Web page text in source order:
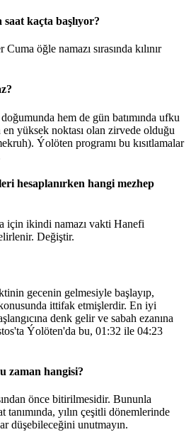
kaçta başlıyor?
öğle namazı sırasında kılınır
hem de gün batımında ufku
yüksek noktası olan zirvede olduğu
Ýolöten programı bu kısıtlamalar
hesaplanırken hangi mezhep
için ikindi namazı vakti Hanefi
Değiştir.
gecenin gelmesiyle başlayıp,
ittifak etmişlerdir. En iyi
denk gelir ve sabah ezanına
Ýolöten'da bu, 01:32 ile 04:23
zaman hangisi?
önce bitirilmesidir. Bununla
tanımında, yılın çeşitli dönemlerinde
düşebileceğini unutmayın.